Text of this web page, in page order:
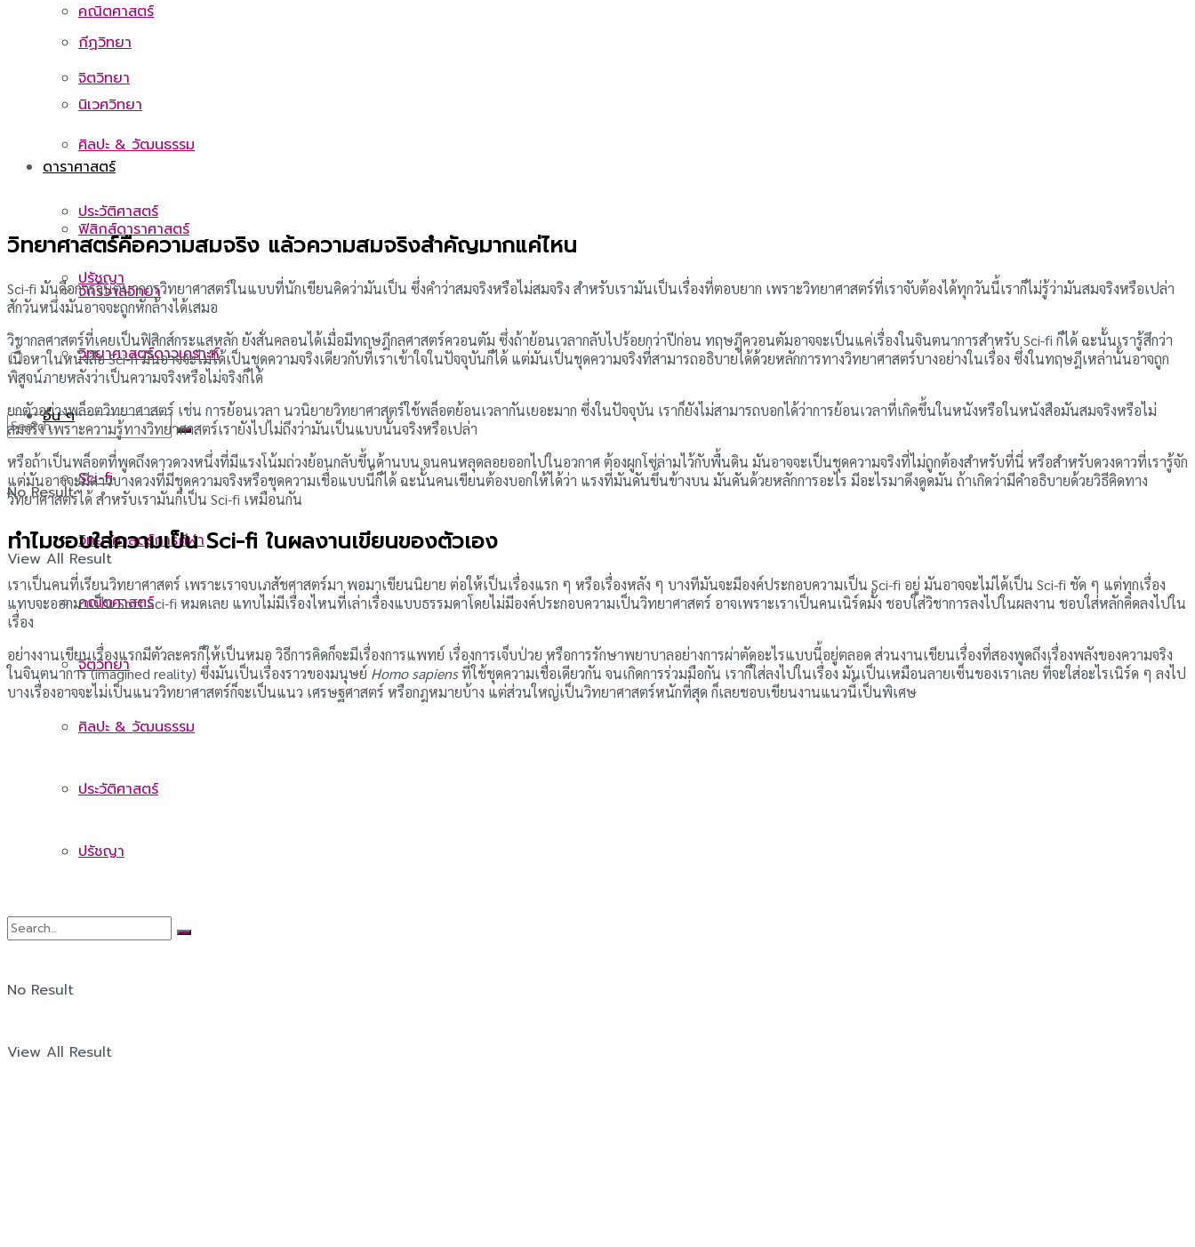
คณิตศาสตร์
จิตวิทยา
ศิลปะ & วัฒนธรรม
ประวัติศาสตร์
ปรัชญา
No Result
View All Result
กีฏวิทยา
นิเวศวิทยา
ดาราศาสตร์
ฟิสิกส์ดาราศาสตร์
จักรวาลวิทยา
วิทยาศาสตร์ดาวเคราะห์
อื่น ๆ
Sci-fi
วิทยาศาสตร์การกีฬา
คณิตศาสตร์
จิตวิทยา
ศิลปะ & วัฒนธรรม
ประวัติศาสตร์
ปรัชญา
No Result
View All Result
วิทยาศาสตร์คือความสมจริง แล้วความสมจริงสำคัญมากแค่ไหน
Sci-fi มันคือการจินตนาการวิทยาศาสตร์ในแบบที่นักเขียนคิดว่ามันเป็น ซึ่งคำว่าสมจริงหรือไม่สมจริง สำหรับเรามันเป็นเรื่องที่ตอบยาก เพราะวิทยาศาสตร์ที่เราจับต้องได้ทุกวันนี้เราก็ไม่รู้ว่ามันสมจริงหรือเปล่า
สักวันหนึ่งมันอาจจะถูกหักล้างได้เสมอ
วิชากลศาสตร์ที่เคยเป็นฟิสิกส์กระแสหลัก ยังสั่นคลอนได้เมื่อมีทฤษฎีกลศาสตร์ควอนตัม ซึ่งถ้าย้อนเวลากลับไปร้อยกว่าปีก่อน ทฤษฎีควอนตัมอาจจะเป็นแค่เรื่องในจินตนาการสำหรับ Sci-fi ก็ได้ ฉะนั้นเรารู้สึกว่า
เนื้อหาในหนังสือ Sci-fi มันอาจจะไม่ได้เป็นชุดความจริงเดียวกับที่เราเข้าใจในปัจจุบันก็ได้ แต่มันเป็นชุดความจริงที่สามารถอธิบายได้ด้วยหลักการทางวิทยาศาสตร์บางอย่างในเรื่อง ซึ่งในทฤษฎีเหล่านั้นอาจถูก
พิสูจน์ภายหลังว่าเป็นความจริงหรือไม่จริงก็ได้
ยกตัวอย่างพล็อตวิทยาศาสตร์ เช่น การย้อนเวลา นวนิยายวิทยาศาสตร์ใช้พล็อตย้อนเวลากันเยอะมาก ซึ่งในปัจจุบัน เราก็ยังไม่สามารถบอกได้ว่าการย้อนเวลาที่เกิดขึ้นในหนังหรือในหนังสือมันสมจริงหรือไม่
สมจริง เพราะความรู้ทางวิทยาศาสตร์เรายังไปไม่ถึงว่ามันเป็นแบบนั้นจริงหรือเปล่า
หรือถ้าเป็นพล็อตที่พูดถึงดาวดวงหนึ่งที่มีแรงโน้มถ่วงย้อนกลับขึ้นด้านบน จนคนหลุดลอยออกไปในอวกาศ ต้องผูกโซ่ล่ามไว้กับพื้นดิน มันอาจจะเป็นชุดความจริงที่ไม่ถูกต้องสำหรับที่นี่ หรือสำหรับดวงดาวที่เรารู้จัก
แต่มันอาจจะมีดาวบางดวงที่มีชุดความจริงหรือชุดความเชื่อแบบนี้ก็ได้ ฉะนั้นคนเขียนต้องบอกให้ได้ว่า แรงที่มันดันขึ้นข้างบน มันดันด้วยหลักการอะไร มีอะไรมาดึงดูดมัน ถ้าเกิดว่ามีคำอธิบายด้วยวิธีคิดทาง
วิทยาศาสตร์ได้ สำหรับเรามันก็เป็น Sci-fi เหมือนกัน
ทำไมชอบใส่ความเป็น Sci-fi ในผลงานเขียนของตัวเอง
เราเป็นคนที่เรียนวิทยาศาสตร์ เพราะเราจบเภสัชศาสตร์มา พอมาเขียนนิยาย ต่อให้เป็นเรื่องแรก ๆ หรือเรื่องหลัง ๆ บางทีมันจะมีองค์ประกอบความเป็น Sci-fi อยู่ มันอาจจะไม่ได้เป็น Sci-fi ชัด ๆ แต่ทุกเรื่อง
แทบจะออกมาเป็น Soft Sci-fi หมดเลย แทบไม่มีเรื่องไหนที่เล่าเรื่องแบบธรรมดาโดยไม่มีองค์ประกอบความเป็นวิทยาศาสตร์ อาจเพราะเราเป็นคนเนิร์ดมั้ง ชอบใส่วิชาการลงไปในผลงาน ชอบใส่หลักคิดลงไปใน
เรื่อง
อย่างงานเขียนเรื่องแรกมีตัวละครก็ให้เป็นหมอ วิธีการคิดก็จะมีเรื่องการแพทย์ เรื่องการเจ็บป่วย หรือการรักษาพยาบาลอย่างการผ่าตัดอะไรแบบนี้อยู่ตลอด ส่วนงานเขียนเรื่องที่สองพูดถึงเรื่องพลังของความจริง
ในจินตนาการ (imagined reality) ซึ่งมันเป็นเรื่องราวของมนุษย์ Homo sapiensที่ใช้ชุดความเชื่อเดียวกัน จนเกิดการร่วมมือกัน เราก็ใส่ลงไปในเรื่อง มันเป็นเหมือนลายเซ็นของเราเลย ที่จะใส่อะไรเนิร์ด ๆ ลงไป
บางเรื่องอาจจะไม่เป็นแนววิทยาศาสตร์ก็จะเป็นแนว เศรษฐศาสตร์ หรือกฎหมายบ้าง แต่ส่วนใหญ่เป็นวิทยาศาสตร์หนักที่สุด ก็เลยชอบเขียนงานแนวนี้เป็นพิเศษ